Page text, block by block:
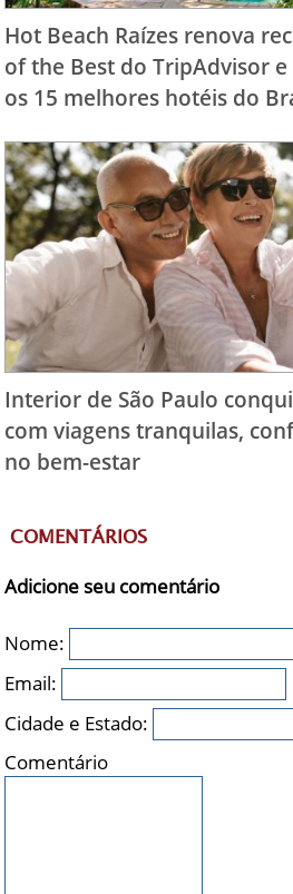
Hot Beach Raízes renova
of the Best do TripAdvisor
os 15 melhores hotéis do
Interior de São Paulo
com viagens tranquilas,
no bem-estar
COMENTÁRIOS
Adicione seu comentário
Nome:
Email:
Cidade e Estado:
Comentário